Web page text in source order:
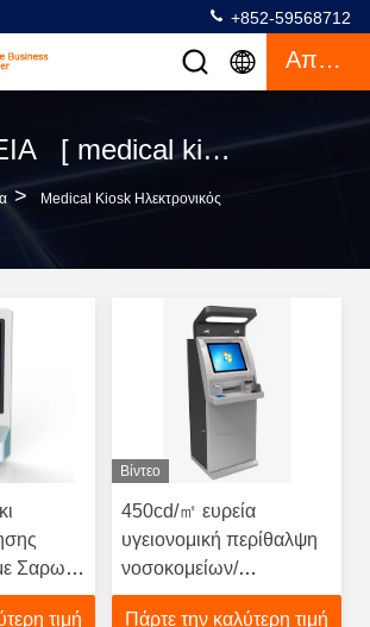
+852-59568712
Απόσπασμα
ΚΑΛΟΥΛΕΙΑ [ medical kiosk ] Αντιστοιχία 91 προϊόντα
>
Medical Kiosk Ηλεκτρονικός
Σαρωτή
Καρτών
τιμή
Βίντεο
450cd/㎡ ευρεία
υγειονομική περίθαλψη
νοσοκομείων/
φαρμακείων γωνίας
Πάρτε την καλύτερη τιμή